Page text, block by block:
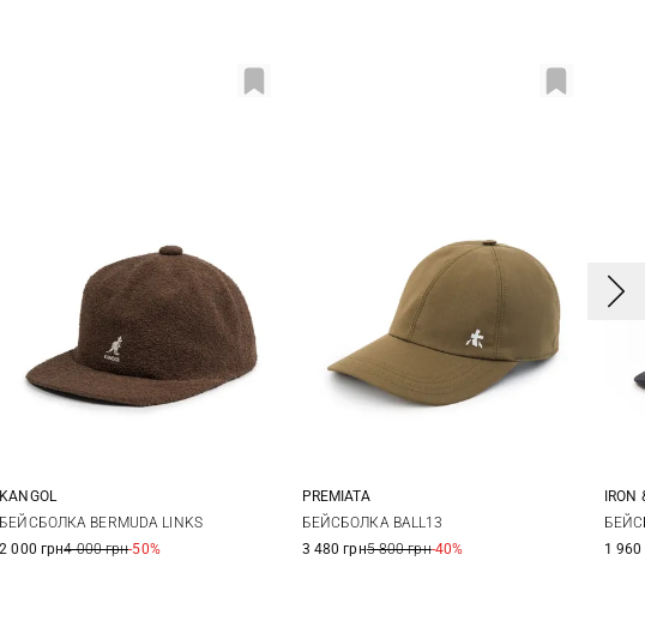
XL
KANGOL
БЕЙСБОЛКА BERMUDA LINKS
2 000 грн4 000 грн-50%
56 58
PREMIATA
БЕЙСБОЛКА BALL13
3 480 грн5 800 грн-40%
IRON
1 960